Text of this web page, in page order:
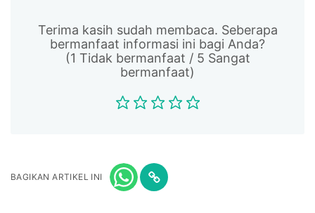
Terima kasih sudah membaca. Seberapa
bermanfaat informasi ini bagi Anda?
(1 Tidak bermanfaat / 5 Sangat
bermanfaat)
BAGIKAN ARTIKEL INI